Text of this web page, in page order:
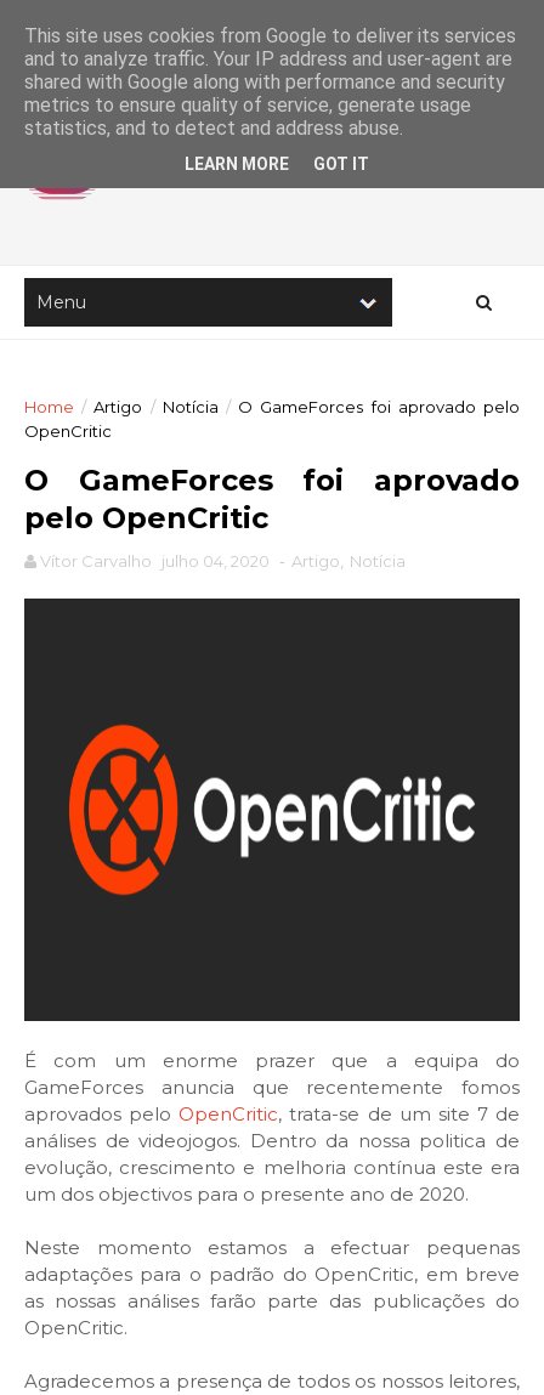
Home / Artigo / Notícia / O GameForces foi aprovado pelo
OpenCritic
O GameForces foi aprovado
pelo OpenCritic
Vítor Carvalho julho 04, 2020 - Artigo Notícia
É com um enorme prazer que a equipa do
GameForces anuncia que recentemente fomos
aprovados pelo OpenCritic, trata-se de um site 7 de
análises de videojogos. Dentro da nossa politica de
evolução, crescimento e melhoria contínua este era
um dos objectivos para o presente ano de 2020.
Neste momento estamos a efectuar pequenas
adaptações para o padrão do OpenCritic, em breve
as nossas análises farão parte das publicações do
OpenCritic.
Agradecemos a presença de todos os nossos leitores,
This site uses cookies from Google to deliver its services
and to analyze traffic. Your IP address and user-agent are
shared with Google along with performance and security
metrics to ensure quality of service, generate usage
statistics, and to detect and address abuse.
LEARN MORE GOT IT